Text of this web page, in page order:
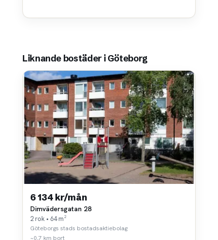
Liknande bostäder i Göteborg
6 134 kr/mån
Dimvädersgatan 28
2 rok • 64 m²
Göteborgs stads bostadsaktiebolag
~0,7 km bort